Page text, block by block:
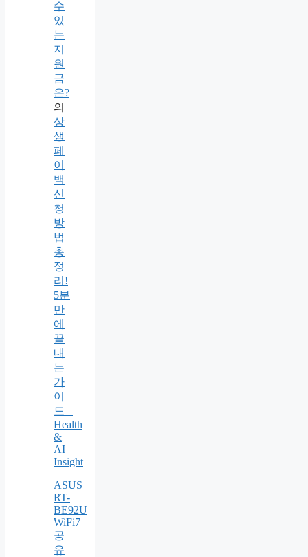
수
있
는
지
원
금
은?
의
상
생
페
이
백
신
청
방
법
총
정
리!
5분
만
에
끝
내
는
가
이
드 –
Health
&
AI
Insight
ASUS
RT-
BE92U
WiFi7
공
유